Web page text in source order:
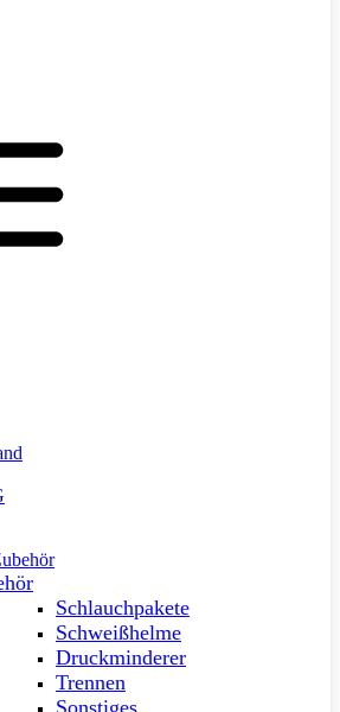
Schlauchpakete
Schweißhelme
Druckminderer
Trennen
Sonstiges